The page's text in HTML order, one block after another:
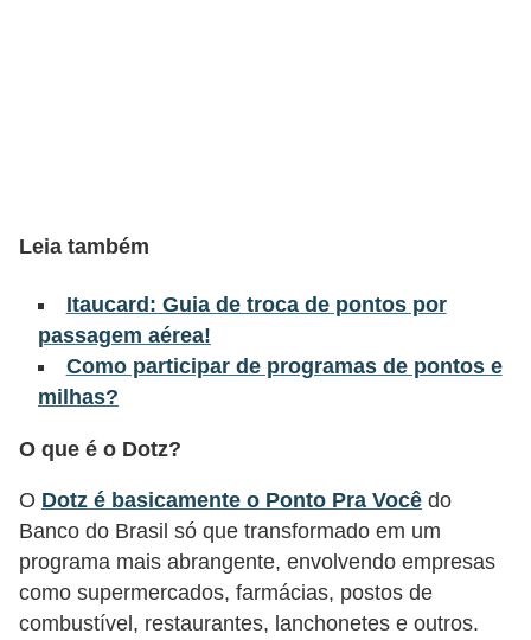
Leia também
Itaucard: Guia de troca de pontos por
passagem aérea!
Como participar de programas de pontos e
milhas?
O que é o Dotz?
O Dotz é basicamente o Ponto Pra Você do
Banco do Brasil só que transformado em um
programa mais abrangente, envolvendo empresas
como supermercados, farmácias, postos de
combustível, restaurantes, lanchonetes e outros.
i
s
C
m
b
i
o
C